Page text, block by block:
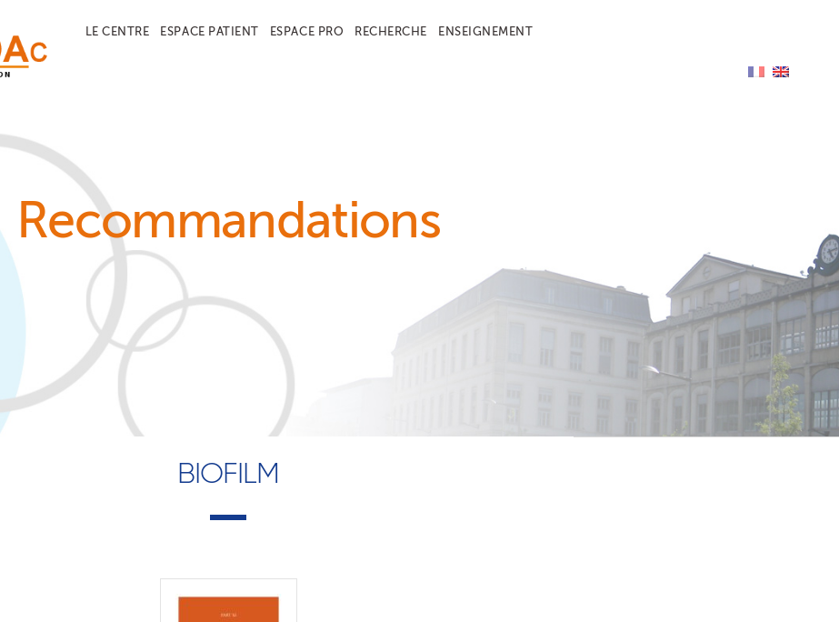
LE CENTRE ESPACE PATIENT ESPACE PRO RECHERCHE ENSEIGNEMENT
Recommandations
BIOFILM